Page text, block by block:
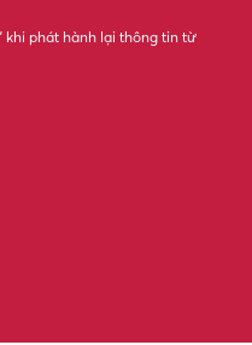
khi phát hành lại thông tin từ